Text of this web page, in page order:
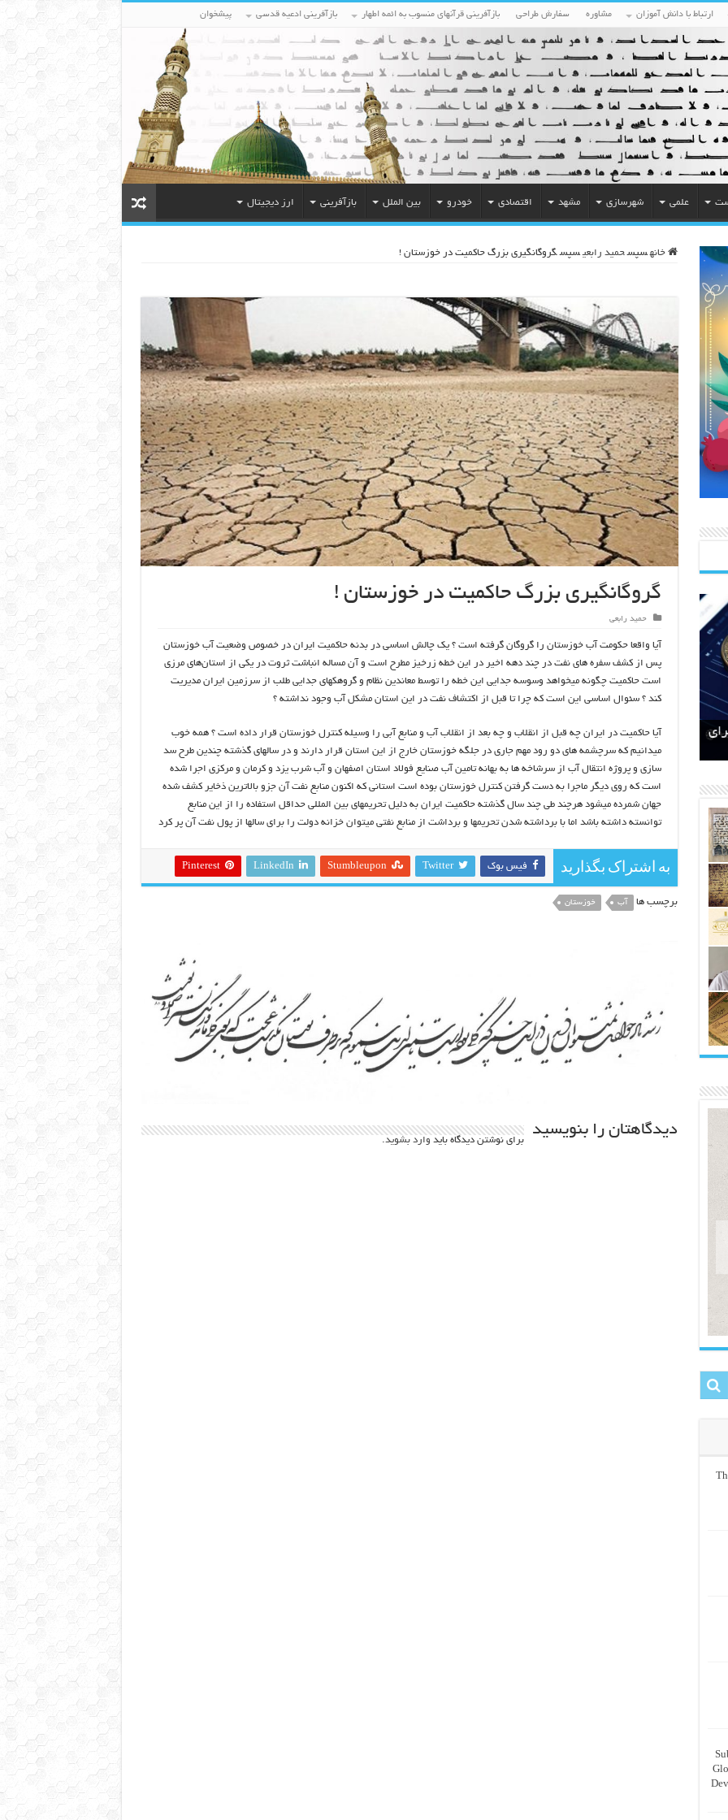
ارتباط با دانش آموزان مشاوره سفارش طراحی بازآفرینی قرآنهای منسوب به ائمه اطهار بازآفرینی ادعیه قدسی پیشخوان
علمی شهرسازی مشهد اقتصادی خودرو بین الملل بازآفرینی ارز دیجیتال
خانه سپس حمید رابعی سپس گروگانگیری بزرگ حاکمیت در خوزستان !
گروگانگیری بزرگ حاکمیت در خوزستان !
حمید رابعی
آیا واقعا حکومت آب خوزستان را گروگان گرفته است ؟ یک چالش اساسی در بدنه حاکمیت ایران در خصوص وضعیت آب خوزستان
پس از کشف سفره های نفت در چند دهه اخیر در این خطه زرخیز مطرح است و آن مساله انباشت ثروت در یکی از استان‌های مرزی
است حاکمیت چگونه میخواهد وسوسه جدایی این خطه را توسط معاندین نظام و گروهکهای جدایی طلب از سرزمین ایران مدیریت
کند ؟ سئوال اساسی این است که چرا تا قبل از اکتشاف نفت در این استان مشکل آب وجود نداشته ؟
آیا حاکمیت در ایران چه قبل از انقلاب و چه بعد از انقلاب آب و منابع آبی را وسیله کنترل خوزستان قرار داده است ؟ همه خوب
میدانیم که سرچشمه های دو رود مهم جاری در جلگه خوزستان خارج از این استان قرار دارند و در سالهای گذشته چندین طرح سد
سازی و پروژه انتقال آب از سرشاخه ها به بهانه تامین آب صنایع فولاد استان اصفهان و آب شرب یزد و کرمان و مرکزی اجرا شده
است که روی دیگر ماجرا به دست گرفتن کنترل خوزستان بوده است استانی که اکنون منابع نفت آن جزو بالاترین ذخایر کشف شده
جهان شمرده میشود هرچند طی چند سال گذشته حاکمیت ایران به دلیل تحریمهای بین المللی حداقل استفاده را از این منابع
توانسته داشته باشد اما با برداشته شدن تحریمها و برداشت از منابع نفتی میتوان خزانه دولت را برای سالها از پول نفت آن پر کرد
به اشتراک بگذارید فیس بوک Twitter
Stumbleupon
LinkedIn
Pinterest
برچسب ها آب خوزستان
دیدگاهتان را بنویسید
برای نوشتن دیدگاه باید وارد بشوید.
مالکان اراضی شاهنامه ۳۵